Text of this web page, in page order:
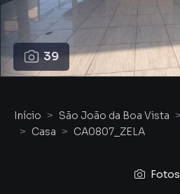
39
Início São João da Boa Vista
Casa
CA0807_ZELA
Fotos